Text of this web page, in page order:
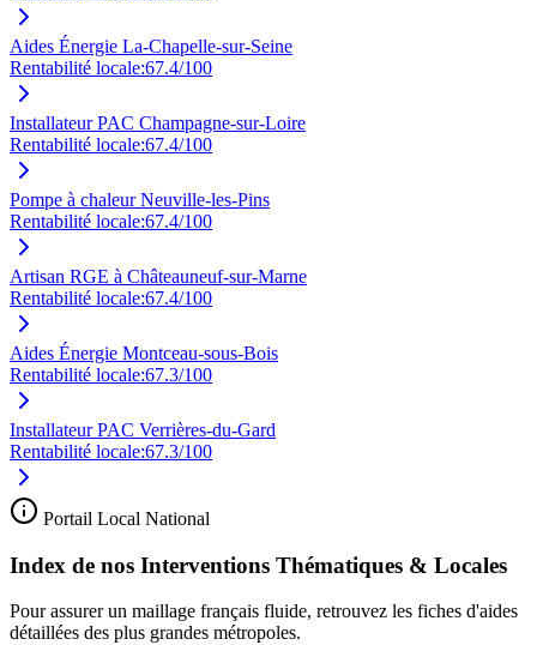
Aides Énergie La-Chapelle-sur-Seine
Rentabilité locale:67.4/100
Installateur PAC Champagne-sur-Loire
Rentabilité locale:67.4/100
Pompe à chaleur Neuville-les-Pins
Rentabilité locale:67.4/100
Artisan RGE à Châteauneuf-sur-Marne
Rentabilité locale:67.4/100
Aides Énergie Montceau-sous-Bois
Rentabilité locale:67.3/100
Installateur PAC Verrières-du-Gard
Rentabilité locale:67.3/100
Portail Local National
Index de nos Interventions Thématiques & Locales
Pour assurer un maillage français fluide, retrouvez les fiches d'aides
détaillées des plus grandes métropoles.